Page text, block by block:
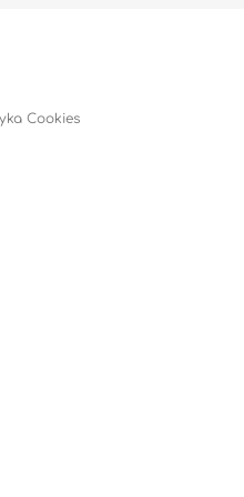
Cookies